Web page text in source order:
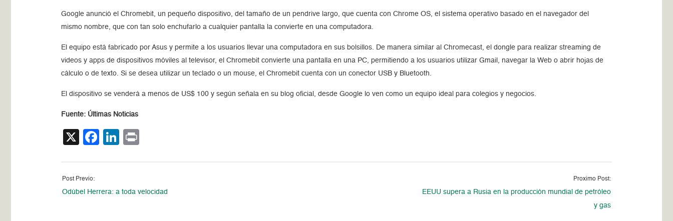
Google anunció el Chromebit, un pequeño dispositivo, del tamaño de un pendrive largo, que cuenta con Chrome OS, el sistema operativo basado en el navegador del
mismo nombre, que con tan solo enchufarlo a cualquier pantalla la convierte en una computadora.
El equipo está fabricado por Asus y permite a los usuarios llevar una computadora en sus bolsillos. De manera similar al Chromecast, el dongle para realizar streaming de
videos y apps de dispositivos móviles al televisor, el Chromebit convierte una pantalla en una PC, permitiendo a los usuarios utilizar Gmail, navegar la Web o abrir hojas de
cálculo o de texto. Si se desea utilizar un teclado o un mouse, el Chromebit cuenta con un conector USB y Bluetooth.
El dispositivo se venderá a menos de US$ 100 y según señala en su blog oficial, desde Google lo ven como un equipo ideal para colegios y negocios.
Fuente: Últimas Noticias
X Facebook
LinkedIn
Post Previo:
Odúbel Herrera: a toda velocidad
Proximo Post:
EEUU supera a Rusia en la producción mundial de petróleo
y gas